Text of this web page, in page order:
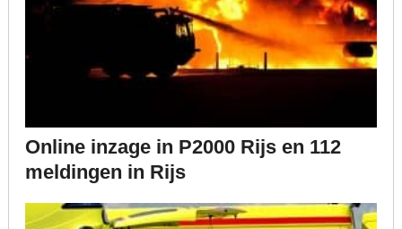
Online inzage in P2000 Rijs en 112
meldingen in Rijs